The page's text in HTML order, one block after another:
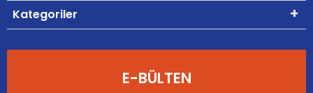
Kategoriler
E-BÜLTEN